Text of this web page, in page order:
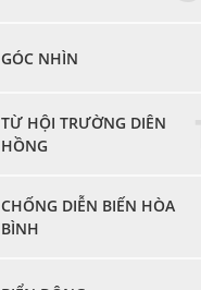
GÓC NHÌN
TỪ HỘI TRƯỜNG DIÊN
HỒNG
CHỐNG DIỄN BIẾN HÒA
BÌNH